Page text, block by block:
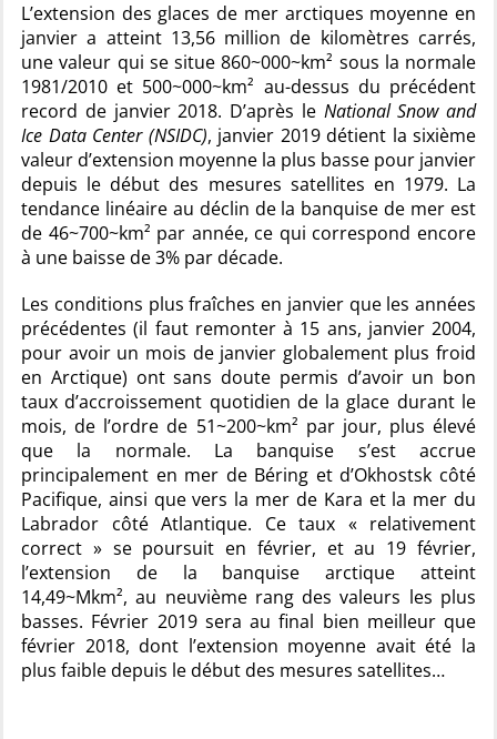
L’extension des glaces de mer arctiques moyenne en
janvier a atteint 13,56 million de kilomètres carrés,
une valeur qui se situe 860~000~km² sous la normale
1981/2010 et 500~000~km² au-dessus du précédent
record de janvier 2018. D’après le National Snow and
Ice Data Center (NSIDC), janvier 2019 détient la sixième
valeur d’extension moyenne la plus basse pour janvier
depuis le début des mesures satellites en 1979. La
tendance linéaire au déclin de la banquise de mer est
de 46~700~km² par année, ce qui correspond encore
à une baisse de 3% par décade.
Les conditions plus fraîches en janvier que les années
précédentes (il faut remonter à 15 ans, janvier 2004,
pour avoir un mois de janvier globalement plus froid
en Arctique) ont sans doute permis d’avoir un bon
taux d’accroissement quotidien de la glace durant le
mois, de l’ordre de 51~200~km² par jour, plus élevé
que la normale. La banquise s’est accrue
principalement en mer de Béring et d’Okhostsk côté
Pacifique, ainsi que vers la mer de Kara et la mer du
Labrador côté Atlantique. Ce taux « relativement
correct » se poursuit en février, et au 19 février,
l’extension de la banquise arctique atteint
14,49~Mkm², au neuvième rang des valeurs les plus
basses. Février 2019 sera au final bien meilleur que
février 2018, dont l’extension moyenne avait été la
plus faible depuis le début des mesures satellites…